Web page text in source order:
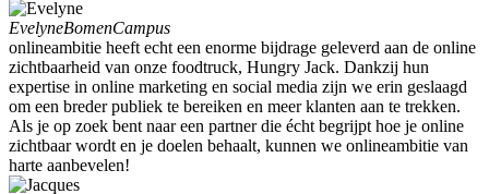
EvelyneBomenCampus
onlineambitie heeft echt een enorme bijdrage geleverd aan de online
zichtbaarheid van onze foodtruck, Hungry Jack. Dankzij hun
expertise in online marketing en social media zijn we erin geslaagd
om een breder publiek te bereiken en meer klanten aan te trekken.
Als je op zoek bent naar een partner die écht begrijpt hoe je online
zichtbaar wordt en je doelen behaalt, kunnen we onlineambitie van
harte aanbevelen!